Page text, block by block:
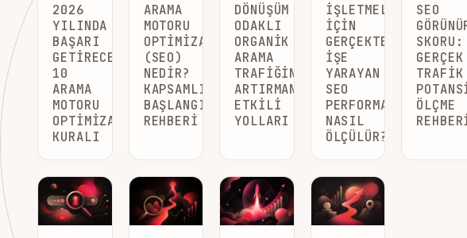
2026
YILINDA
BAŞARI
GETIRECEK
10
ARAMA
MOTORU
OPTIMIZASYONU
KURALI
ARAMA
MOTORU
OPTIMIZASYONU
(SEO)
NEDIR?
KAPSAMLI
BAŞLANGIÇ
REHBERI
DÖNÜŞÜM
ODAKLI
ORGANIK
ARAMA
TRAFIĞINI
ARTIRMANIN
ETKILI
YOLLARI
İŞLETMELER
İÇIN
GERÇEKTEN
İŞE
YARAYAN
SEO
PERFORMANSI
NASIL
ÖLÇÜLÜR?
SEO
SKORU:
GERÇEK
TRAFIK
ÖLÇME